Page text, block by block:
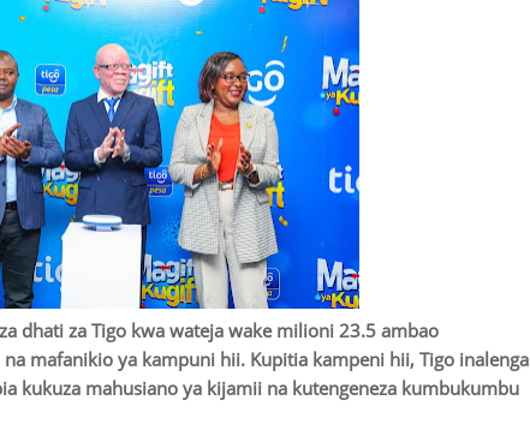
dhati za Tigo kwa wateja wake milioni 23.5 ambao
mafanikio ya kampuni hii. Kupitia kampeni hii, Tigo inalenga
kukuza mahusiano ya kijamii na kutengeneza kumbukumbu